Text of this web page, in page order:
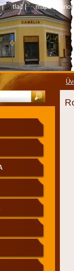
| tlač | mapa stránok